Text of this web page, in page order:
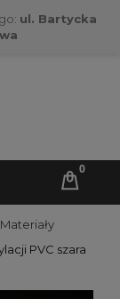
ul. Bartycka
Materiały
PVC szara